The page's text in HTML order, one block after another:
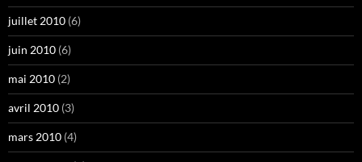
juillet 2010 (6)
juin 2010 (6)
mai 2010 (2)
avril 2010 (3)
mars 2010 (4)